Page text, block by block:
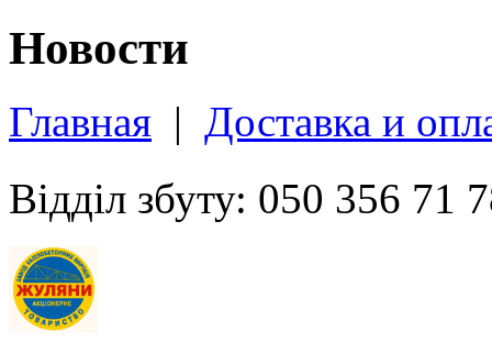
Новости
Главная | Доставка и
Відділ збуту: 050 356 71